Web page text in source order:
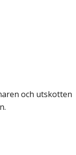
och utskotten